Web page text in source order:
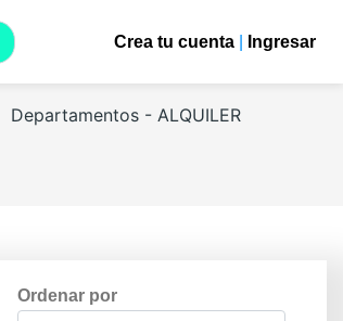
Crea tu cuenta| Ingresar
Departamentos - ALQUILER
Ordenar por